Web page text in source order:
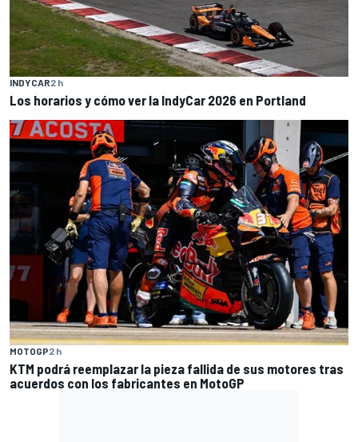
INDYCAR2 h
Los horarios y cómo ver la IndyCar 2026 en Portland
MOTOGP2 h
KTM podrá reemplazar la pieza fallida de sus motores tras
acuerdos con los fabricantes en MotoGP